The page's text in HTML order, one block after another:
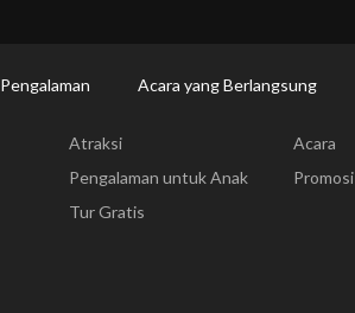
Pengalaman Acara yang Berlangsung
Atraksi
Pengalaman untuk Anak
Tur Gratis
Acara
Promosi